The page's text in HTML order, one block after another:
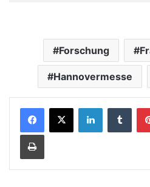
Forschung
Hannovermesse